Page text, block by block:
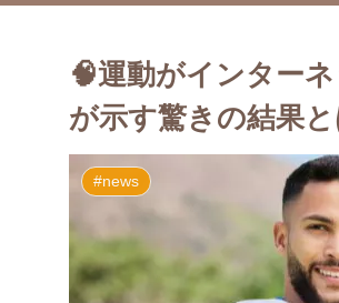
🧠運動がインター
が示す驚きの結果と
#news